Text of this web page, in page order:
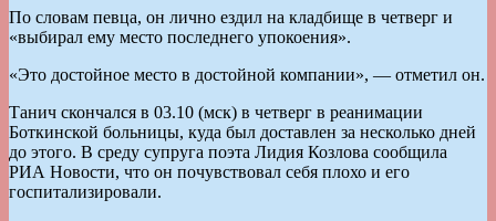
По словам певца, он лично ездил на кладбище в четверг и
«выбирал ему место последнего упокоения».
«Это достойное место в достойной компании», — отметил он.
Танич скончался в 03.10 (мск) в четверг в реанимации
Боткинской больницы, куда был доставлен за несколько дней
до этого. В среду супруга поэта Лидия Козлова сообщила
РИА Новости, что он почувствовал себя плохо и его
госпитализировали.